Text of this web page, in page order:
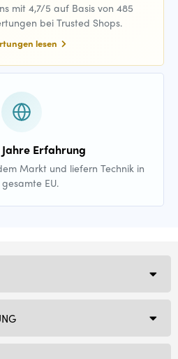
mit 4,7/5 auf Basis von 485
bei Trusted Shops.
lesen
Erfahrung
Markt und liefern Technik in
EU.